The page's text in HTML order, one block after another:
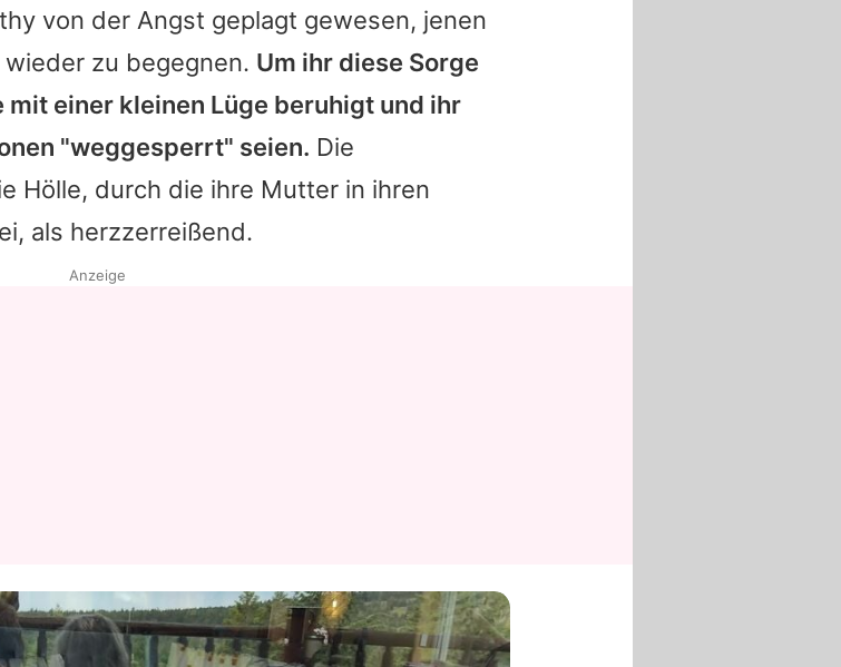
von der Angst geplagt gewesen, jenen
zu begegnen. Um ihr diese Sorge
mit einer kleinen Lüge beruhigt und ihr
"weggesperrt" seien. Die
Hölle, durch die ihre Mutter in ihren
als herzzerreißend.
Anzeige